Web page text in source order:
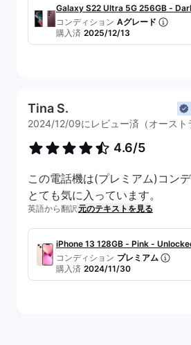
Galaxy S22 Ultra 5G 256GB -
コンディション Aグレード
購入済 2025/12/13
Tina S.
2024/12/09にレビュー済（オースト
4.6/5
この電話機は(プレミアム)コン
とても気に入っています。
英語から翻訳元のテキストを見る
iPhone 13 128GB - Pink -
コンディション プレミアム
購入済 2024/11/30